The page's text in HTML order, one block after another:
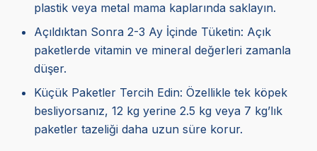
plastik veya metal mama kaplarında saklayın.
Açıldıktan Sonra 2-3 Ay İçinde Tüketin: Açık
paketlerde vitamin ve mineral değerleri zamanla
düşer.
Küçük Paketler Tercih Edin: Özellikle tek köpek
besliyorsanız, 12 kg yerine 2.5 kg veya 7 kg’lık
paketler tazeliği daha uzun süre korur.